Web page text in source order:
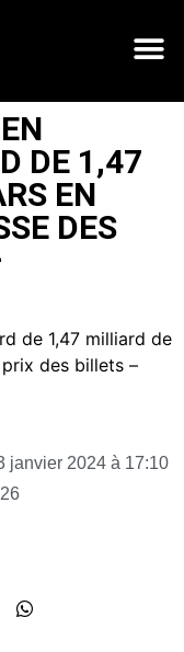
DE 1,47
EN
DES
de 1,47 milliard de
des billets –
janvier 2024 à 17:10